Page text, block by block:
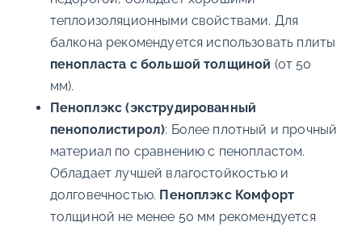
теплоизоляционными свойствами. Для
балкона рекомендуется использовать плиты
пенопласта с большой толщиной (от 50
мм).
Пеноплэкс (экструдированный
пенополистирол): Более плотный и прочный
материал по сравнению с пенопластом.
Обладает лучшей влагостойкостью и
долговечностью. Пеноплэкс Комфорт
толщиной не менее 50 мм рекомендуется